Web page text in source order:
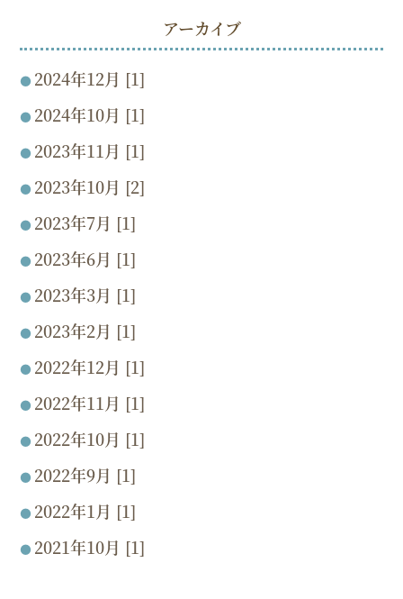
アーカイブ
2024年12月 [1]
2024年10月 [1]
2023年11月 [1]
2023年10月 [2]
2023年7月 [1]
2023年6月 [1]
2023年3月 [1]
2023年2月 [1]
2022年12月 [1]
2022年11月 [1]
2022年10月 [1]
2022年9月 [1]
2022年1月 [1]
2021年10月 [1]